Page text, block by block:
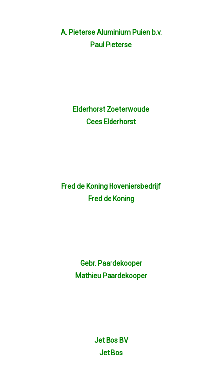
A. Pieterse Aluminium Puien b.v.
Paul Pieterse
Elderhorst Zoeterwoude
Cees Elderhorst
Fred de Koning Hoveniersbedrijf
Fred de Koning
Gebr. Paardekooper
Mathieu Paardekooper
Jet Bos BV
Jet Bos